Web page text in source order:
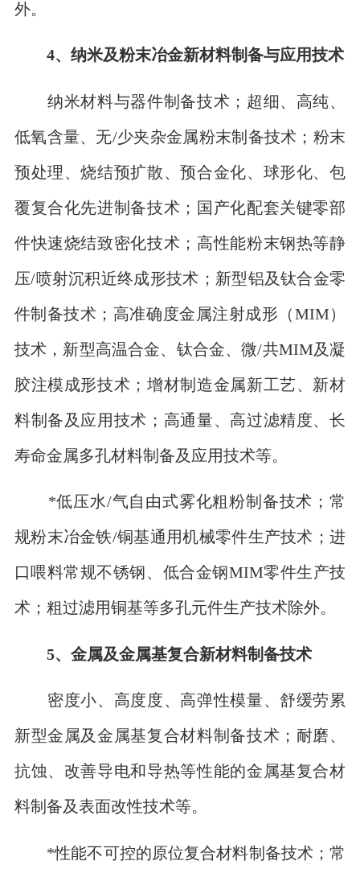
外。
4、纳米及粉末冶金新材料制备与应用技术
纳米材料与器件制备技术；超细、高纯、
低氧含量、无/少夹杂金属粉末制备技术；粉末
预处理、烧结预扩散、预合金化、球形化、包
覆复合化先进制备技术；国产化配套关键零部
件快速烧结致密化技术；高性能粉末钢热等静
压/喷射沉积近终成形技术；新型铝及钛合金零
件制备技术；高准确度金属注射成形（MIM）
技术，新型高温合金、钛合金、微/共MIM及凝
胶注模成形技术；增材制造金属新工艺、新材
料制备及应用技术；高通量、高过滤精度、长
寿命金属多孔材料制备及应用技术等。
*低压水/气自由式雾化粗粉制备技术；常
规粉末冶金铁/铜基通用机械零件生产技术；进
口喂料常规不锈钢、低合金钢MIM零件生产技
术；粗过滤用铜基等多孔元件生产技术除外。
5、金属及金属基复合新材料制备技术
密度小、高度度、高弹性模量、舒缓劳累
新型金属及金属基复合材料制备技术；耐磨、
抗蚀、改善导电和导热等性能的金属基复合材
料制备及表面改性技术等。
*性能不可控的原位复合材料制备技术；常